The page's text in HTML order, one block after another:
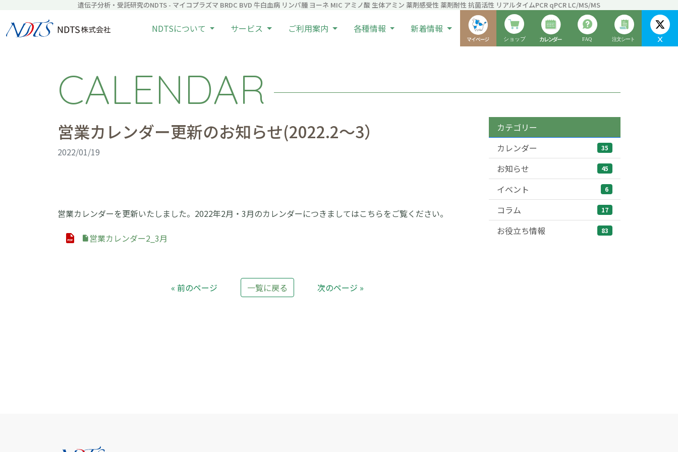
遺伝子分析・受託研究のNDTS - マイコプラズマ BRDC BVD 牛白血病 リンパ腫 ヨーネ MIC アミノ酸 生体アミン 薬剤感受性 薬剤耐性 抗菌活性 リアルタイムPCR qPCR LC/MS/MS
NDTSについて サービス ご利用案内 各種情報 新着情報
CALENDAR
営業カレンダー更新のお知らせ(2022.2～3）
2022/01/19
営業カレンダーを更新いたしました。2022年2月・3月のカレンダーにつきましてはこちらをご覧ください。
営業カレンダー2_3月
« 前のページ 一覧に戻る 次のページ »
カテゴリー
カレンダー
35
お知らせ 45
イベント 6
コラム 17
お役立ち情報 83